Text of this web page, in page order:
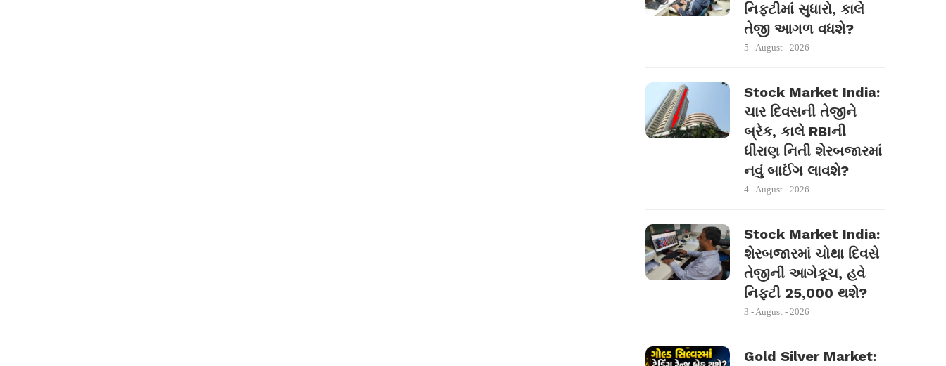
નિફ્ટીમાં સુધારો, કાલે
તેજી આગળ વધશે?
5 - August - 2026
Stock Market India:
ચાર દિવસની તેજીને
બ્રેક, કાલે RBIની
ધીરાણ નિતી શેરબજારમાં
નવું બાઈંગ લાવશે?
4 - August - 2026
Stock Market India:
શેરબજારમાં ચોથા દિવસે
તેજીની આગેકૂચ, હવે
નિફ્ટી 25,000 થશે?
3 - August - 2026
Gold Silver Market: